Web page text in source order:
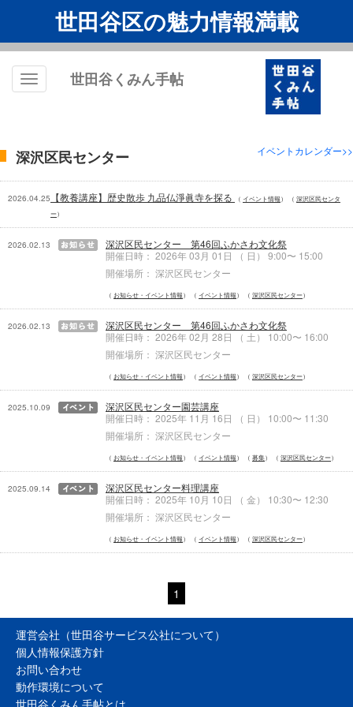
世田谷区の魅力情報満載
Toggle
世田谷くみん手帖
深沢区民センター イベントカレンダー>>
2026.04.25 【教養講座】歴史散歩 九品仏淨眞寺を探る イベント情報
深沢区民センタ
ー
2026.02.13
深沢区民センター 第46回ふかさわ文化祭
開催日時： 2026年 03月 01日 （ 日） 9:00〜 15:00
開催場所： 深沢区民センター
お知らせ・イベント情報 イベント情報 深沢区民センター
2026.02.13
深沢区民センター 第46回ふかさわ文化祭
開催日時： 2026年 02月 28日 （ 土） 10:00〜 16:00
開催場所： 深沢区民センター
お知らせ・イベント情報 イベント情報 深沢区民センター
2025.10.09
深沢区民センター園芸講座
開催日時： 2025年 11月 16日 （ 日） 10:00〜 11:30
開催場所： 深沢区民センター
お知らせ・イベント情報 イベント情報 募集 深沢区民センター
2025.09.14
深沢区民センター料理講座
開催日時： 2025年 10月 10日 （ 金） 10:30〜 12:30
開催場所： 深沢区民センター
お知らせ・イベント情報 イベント情報 深沢区民センター
1
運営会社（世田谷サービス公社について）
個人情報保護方針
お問い合わせ
動作環境について
世田谷くみん手帖とは